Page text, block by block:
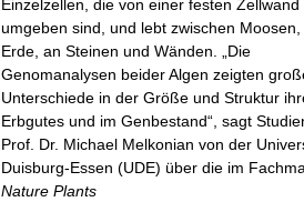
Einzelzellen, die von einer festen Zellwand
umgeben sind, und lebt zwischen
Erde, an Steinen und Wänden. „Die
Genomanalysen beider Algen zeigten
Unterschiede in der Größe und Struktur
Erbgutes und im Genbestand“, sagt
Prof. Dr. Michael Melkonian von der
Duisburg-Essen (UDE) über die im
Nature Plants